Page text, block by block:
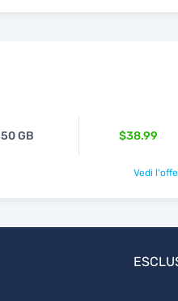
50 GB $38.99
Vedi